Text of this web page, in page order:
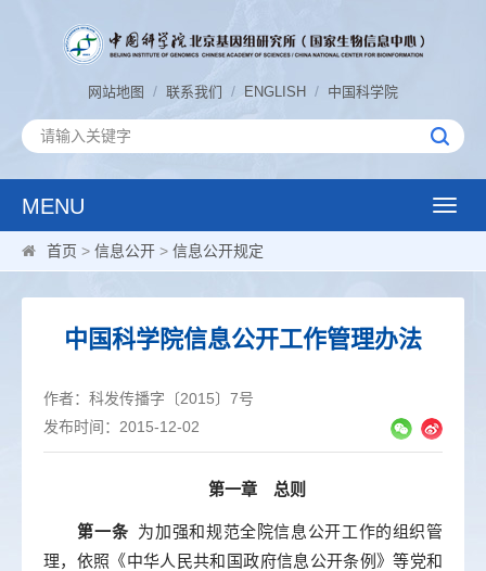
网站地图 / 联系我们 / ENGLISH / 中国科学院
MENU
Toggle
首页 > 信息公开 > 信息公开规定
中国科学院信息公开工作管理办法
作者：科发传播字〔2015〕7号
发布时间：2015-12-02
第一章 总则
第一条为加强和规范全院信息公开工作的组织管
理，依照《中华人民共和国政府信息公开条例》等党和